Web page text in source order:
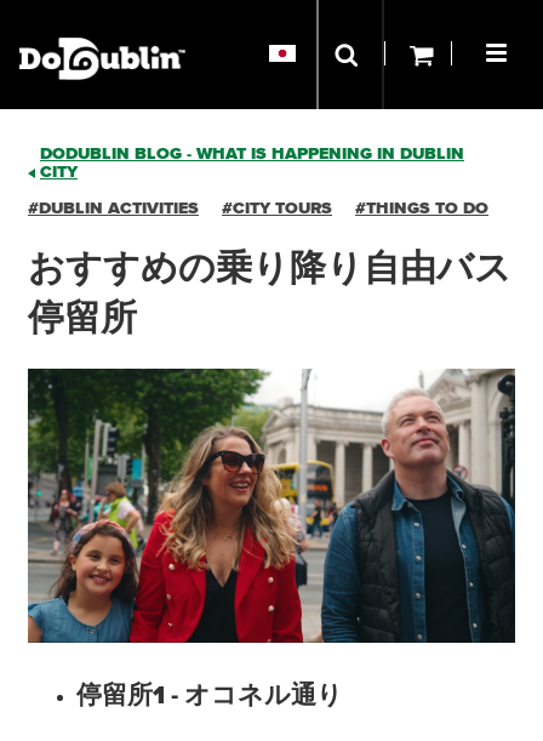
DODUBLIN BLOG - WHAT IS HAPPENING IN DUBLIN
CITY
#DUBLIN ACTIVITIES #CITY TOURS #THINGS TO DO
おすすめの乗り降り自由バス
停留所
停留所1 - オコネル通り